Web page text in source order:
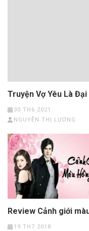
Truyện Vợ Yêu Là
30 TH6 2021
NGUYỄN THỊ LƯƠNG
Review Cảnh giới
19 TH7 2018